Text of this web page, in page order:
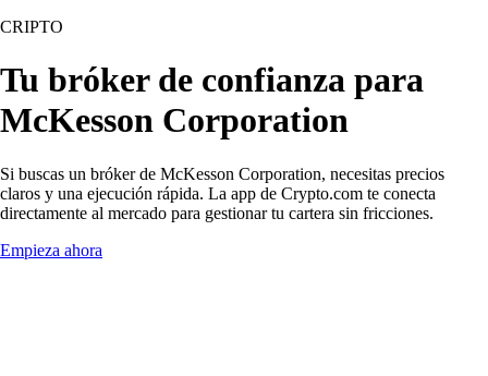
CRIPTO
Tu bróker de confianza para
McKesson Corporation
Si buscas un bróker de McKesson Corporation, necesitas precios
claros y una ejecución rápida. La app de Crypto.com te conecta
directamente al mercado para gestionar tu cartera sin fricciones.
Empieza ahora